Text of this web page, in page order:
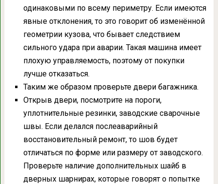
одинаковыми по всему периметру. Если имеются
явные отклонения, то это говорит об изменённой
геометрии кузова, что бывает следствием
сильного удара при аварии. Такая машина имеет
плохую управляемость, поэтому от покупки
лучше отказаться.
Таким же образом проверьте двери багажника.
Открыв двери, посмотрите на пороги,
уплотнительные резинки, заводские сварочные
швы. Если делался послеаварийный
восстановительный ремонт, то шов будет
отличаться по форме или размеру от заводского.
Проверьте наличие дополнительных шайб в
дверных шарнирах, которые говорят о попытке